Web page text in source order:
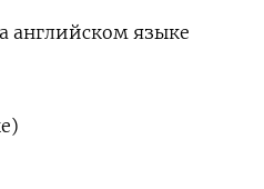
английском языке